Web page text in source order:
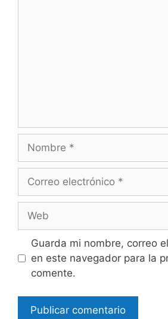
Nombre
Correo
Web
Guarda mi nombre, correo
en este navegador para la
comente.